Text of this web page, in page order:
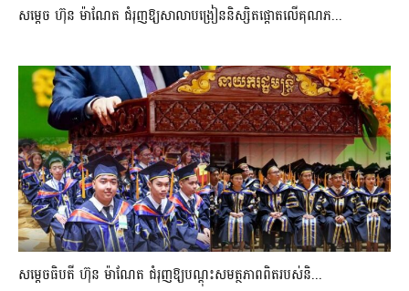
សម្តេច ហ៊ុន ម៉ាណែត ជំរុញឱ្យសាលាបង្រៀននិស្សិតផ្តោតលើគុណភ...
សម្តេចធិបតី ហ៊ុន ម៉ាណែត ជំរុញឱ្យបណ្តុះសមត្ថភាពពិតរបស់និ...